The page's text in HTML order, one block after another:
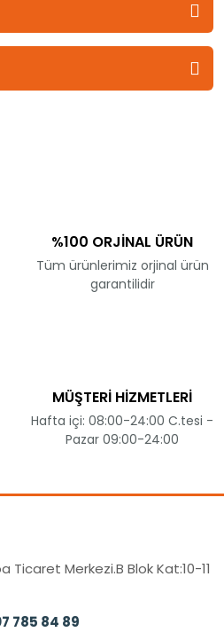
%100 ORJİNAL ÜRÜN
Tüm ürünlerimiz orjinal ürün
garantilidir
MÜŞTERİ HİZMETLERİ
Hafta içi: 08:00-24:00 C.tesi -
Pazar 09:00-24:00
Ticaret Merkezi.B Blok Kat:10-11
785 84 89